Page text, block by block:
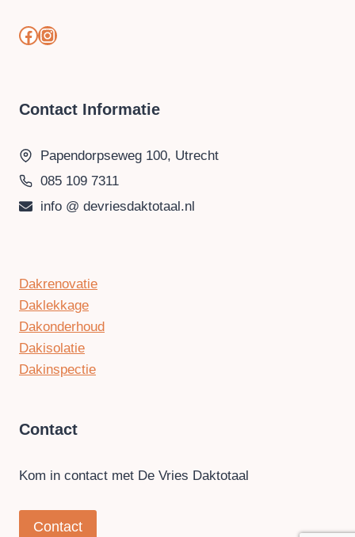
# #
Contact Informatie
Papendorpseweg 100, Utrecht
085 109 7311
info @ devriesdaktotaal.nl
Dakrenovatie
Daklekkage
Dakonderhoud
Dakisolatie
Dakinspectie
Contact
Kom in contact met De Vries Daktotaal
Contact